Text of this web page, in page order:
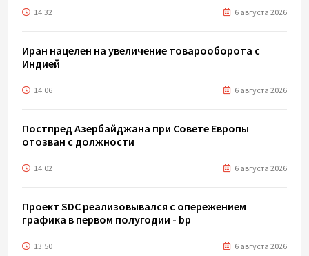
14:32 6 августа 2026
Иран нацелен на увеличение товарооборота с
Индией
14:06 6 августа 2026
Постпред Азербайджана при Совете Европы
отозван с должности
14:02 6 августа 2026
Проект SDC реализовывался с опережением
графика в первом полугодии - bp
13:50 6 августа 2026